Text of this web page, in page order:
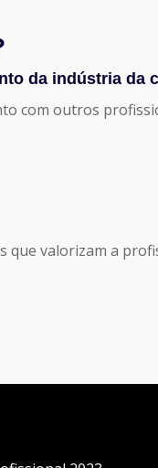
da indústria da
com outros
valorizam a